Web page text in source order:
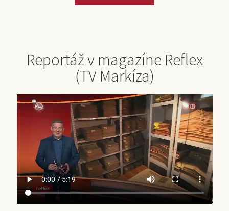
Reportáž v magazíne Reflex
(TV Markíza)